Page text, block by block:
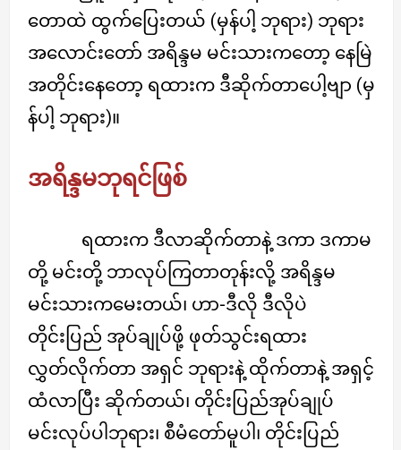
တောထဲ ထွက်ပြေးတယ် (မှန်ပါ့ ဘုရား) ဘုရား
အလောင်းတော် အရိန္ဒမ မင်းသားကတော့ နေမြဲ
အတိုင်းနေတော့ ရထားက ဒီဆိုက်တာပေါ့ဗျာ (မှ
န်ပါ့ ဘုရား)။
အရိန္ဒမဘုရင်ဖြစ်
ရထားက ဒီလာဆိုက်တာနဲ့ ဒကာ ဒကာမ
တို့ မင်းတို့ ဘာလုပ်ကြတာတုန်းလို့ အရိန္ဒမ
မင်းသားကမေးတယ်၊ ဟာ-ဒီလို ဒီလိုပဲ
တိုင်းပြည် အုပ်ချုပ်ဖို့ ဖုတ်သွင်းရထား
လွှတ်လိုက်တာ အရှင် ဘုရားနဲ့ ထိုက်တာနဲ့ အရှင့်
ထံလာပြီး ဆိုက်တယ်၊ တိုင်းပြည်အုပ်ချုပ်
မင်းလုပ်ပါဘုရား၊ စီမံတော်မူပါ၊ တိုင်းပြည်